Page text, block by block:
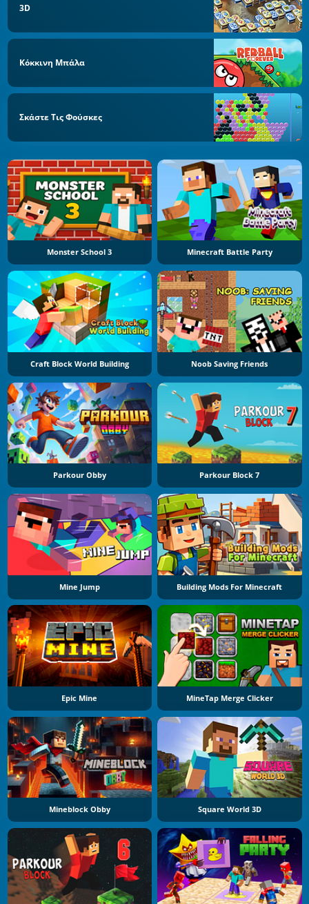
3D
Κόκκινη Μπάλα
Σκάστε Τις Φούσκες
Monster School 3 Minecraft Battle Party
Craft Block World Building Noob Saving Friends
Parkour Obby Parkour Block 7
Mine Jump Building Mods For Minecraft
Epic Mine MineTap Merge Clicker
Mineblock Obby Square World 3D